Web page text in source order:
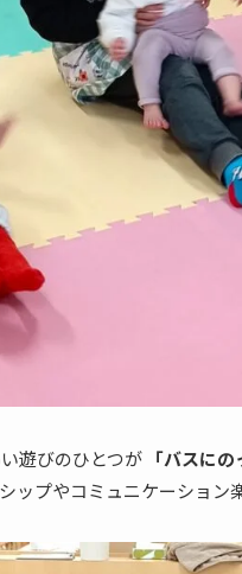
遊びのひとつが 「バスにの
ップやコミュニケーション